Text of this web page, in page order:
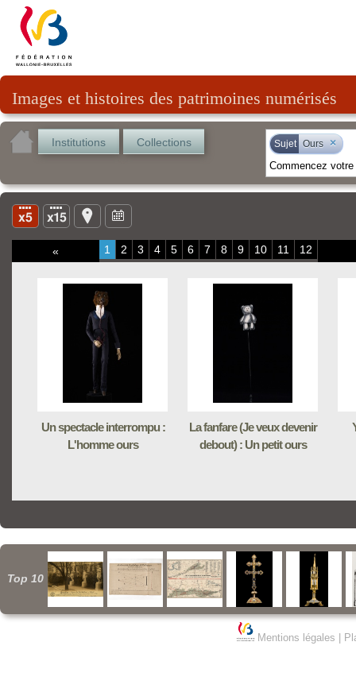
Images et histoires des patrimoines numérisés
Institutions Collections Sujet Ours ×
« 1 2 3 4 5 6 7 8 9 10 11 12
Un spectacle interrompu :
L'homme ours
La fanfare (Je veux devenir
debout) : Un petit ours
Top 10
Mentions légales